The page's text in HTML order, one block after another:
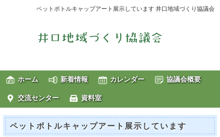
ペットボトルキャップアート展示しています 井口地域づくり協議会
ホーム 新着情報 カレンダー 協議会概要
交流センター 資料室
ペットボトルキャップアート展示しています